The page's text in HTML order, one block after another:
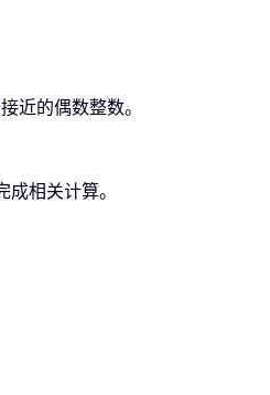
近的偶数整数。
相关计算。